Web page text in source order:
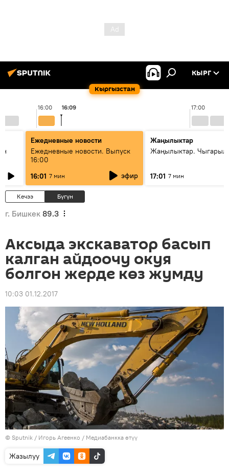
Кыргызстан
КЫРГ
16:00 17:00
16:09
Ежедневные новости
Ежедневные новости. Выпуск
16:00
16:01 7 мин эфир
Жаңылыктар
Жаңылыктар.
17:01 7 мин
Кечээ Бүгүн
г. Бишкек 89.3
Аксыда экскаватор басып
калган айдоочу окуя
болгон жерде көз жумду
10:03 01.12.2017
© Sputnik / Игорь Агеенко / Медиабанкка өтүү
Жазылуу